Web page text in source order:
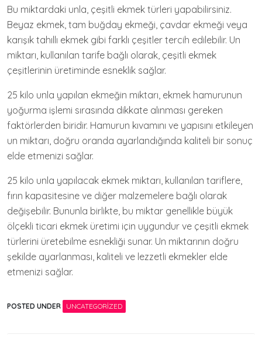
Bu miktardaki unla, çeşitli ekmek türleri yapabilirsiniz.
Beyaz ekmek, tam buğday ekmeği, çavdar ekmeği veya
karışık tahıllı ekmek gibi farklı çeşitler tercih edilebilir. Un
miktarı, kullanılan tarife bağlı olarak, çeşitli ekmek
çeşitlerinin üretiminde esneklik sağlar.
25 kilo unla yapılan ekmeğin miktarı, ekmek hamurunun
yoğurma işlemi sırasında dikkate alınması gereken
faktörlerden biridir. Hamurun kıvamını ve yapısını etkileyen
un miktarı, doğru oranda ayarlandığında kaliteli bir sonuç
elde etmenizi sağlar.
25 kilo unla yapılacak ekmek miktarı, kullanılan tariflere,
fırın kapasitesine ve diğer malzemelere bağlı olarak
değişebilir. Bununla birlikte, bu miktar genellikle büyük
ölçekli ticari ekmek üretimi için uygundur ve çeşitli ekmek
türlerini üretebilme esnekliği sunar. Un miktarının doğru
şekilde ayarlanması, kaliteli ve lezzetli ekmekler elde
etmenizi sağlar.
POSTED UNDER UNCATEGORIZED